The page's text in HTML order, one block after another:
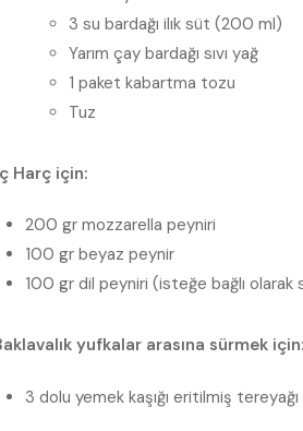
3 su bardağı ilık süt (200 ml)
Yarım çay bardağı sıvı yağ
1 paket kabartma tozu
Tuz
Harç için:
200 gr mozzarella peyniri
100 gr beyaz peynir
100 gr dil peyniri (isteğe bağlı olarak
yufkalar arasına sürmek için:
3 dolu yemek kaşığı eritilmiş tereyağı